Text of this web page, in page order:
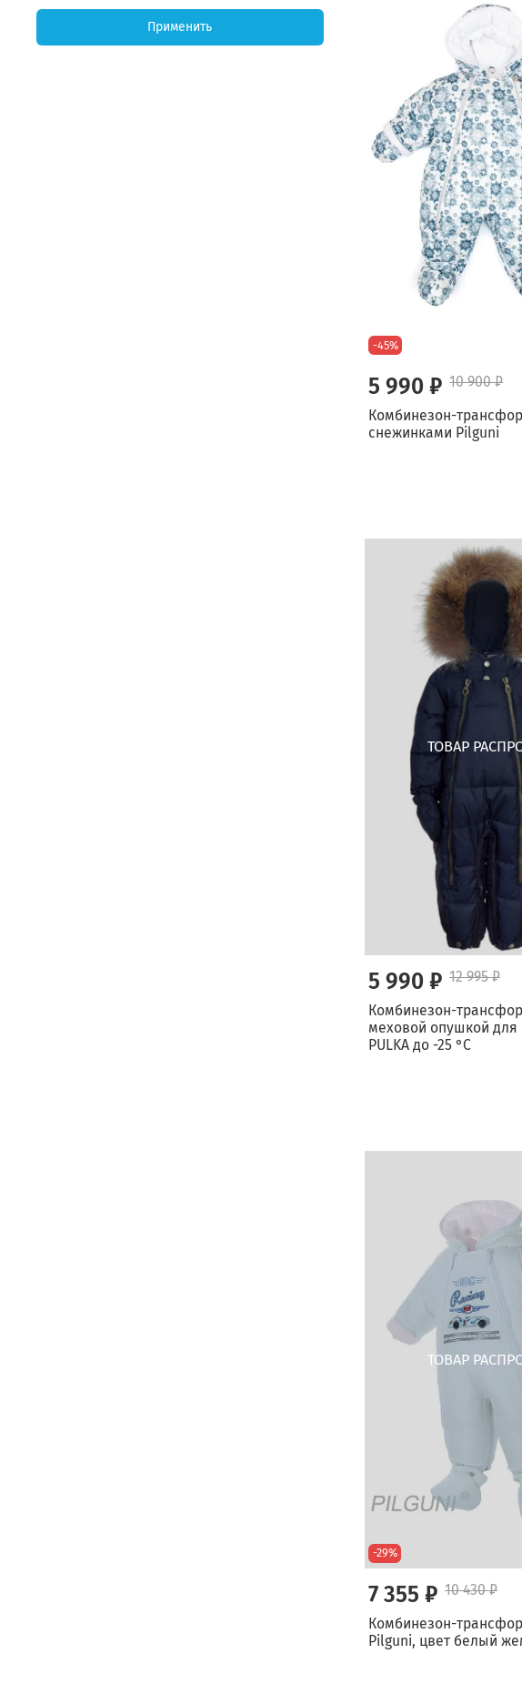
-45%
5 990 ₽ 10 900 ₽
Комбинезон-
снежинками Pilguni
5 990 ₽ 12 995 ₽
Комбинезон-
меховой опушкой для
PULKA до -25 °C
-29%
7 355 ₽ 10 430 ₽
Комбинезон-
Pilguni, цвет белый
Применить